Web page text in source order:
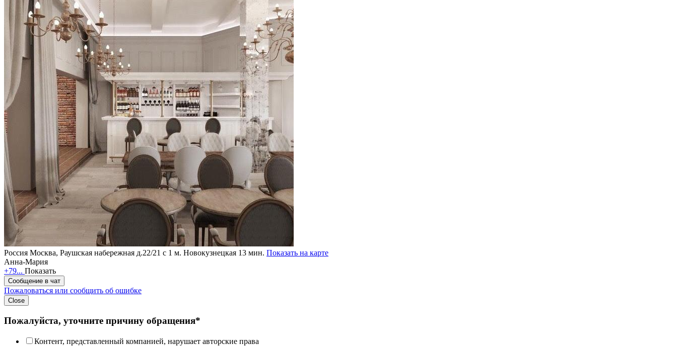
Россия Москва, Раушская набережная д.22/21 с 1 м. Новокузнецкая 13 мин. Показать на карте
Анна-Мария
+79... Показать
Сообщение в чат
Пожаловаться или сообщить об ошибке
Close
Пожалуйста, уточните причину обращения*
Контент, представленный компанией, нарушает авторские права